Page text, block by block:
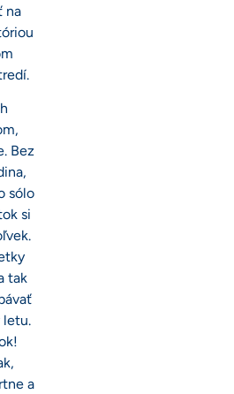
na
Bez
sólo
si
tak
letu.
a